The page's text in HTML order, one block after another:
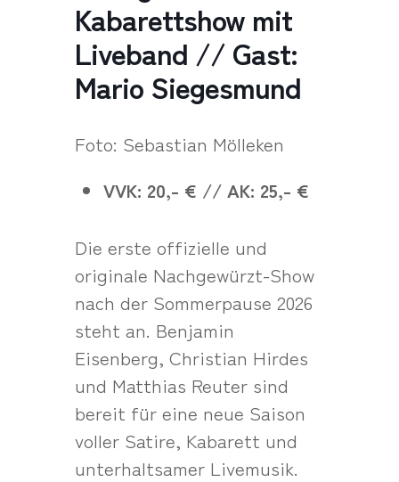
Kabarettshow mit
Liveband // Gast:
Mario Siegesmund
Foto: Sebastian Mölleken
VVK: 20,- € // AK: 25,- €
Die erste offizielle und
originale Nachgewürzt-Show
nach der Sommerpause 2026
steht an. Benjamin
Eisenberg, Christian Hirdes
und Matthias Reuter sind
bereit für eine neue Saison
voller Satire, Kabarett und
unterhaltsamer Livemusik.